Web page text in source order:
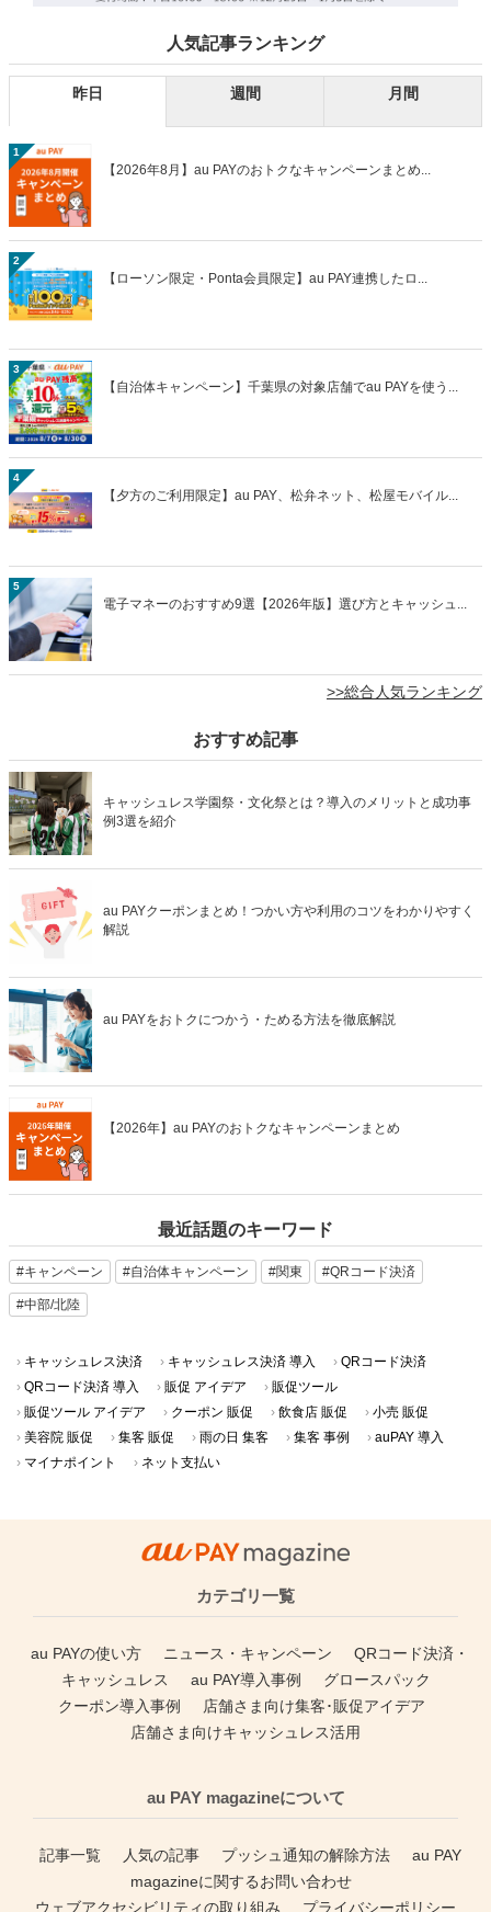
人気記事ランキング
昨日 週間 月間
1
【2026年8月】au PAYのおトクなキャンペーンまとめ...
2
【ローソン限定・Ponta会員限定】au PAY連携したロ...
3
【自治体キャンペーン】千葉県の対象店舗でau PAYを使う...
4
【夕方のご利用限定】au PAY、松弁ネット、松屋モバイル...
5
電子マネーのおすすめ9選【2026年版】選び方とキャッシュ...
>>総合人気ランキング
おすすめ記事
キャッシュレス学園祭・文化祭とは？導入のメリットと成功事
例3選を紹介
au PAYクーポンまとめ！つかい方や利用のコツをわかりやすく
解説
au PAYをおトクにつかう・ためる方法を徹底解説
【2026年】au PAYのおトクなキャンペーンまとめ
最近話題のキーワード
#キャンペーン #自治体キャンペーン #関東 #QRコード決済
#中部/北陸
キャッシュレス決済 キャッシュレス決済 導入
QRコード決済
QRコード決済 導入
販促 アイデア
販促ツール
販促ツール アイデア
クーポン 販促 飲食店 販促
小売 販促
美容院 販促
集客 販促 雨の日 集客 集客 事例
auPAY 導入
マイナポイント
ネット支払い
カテゴリ一覧
au PAYの使い方 ニュース・キャンペーン
QRコード決済・
キャッシュレス
au PAY導入事例
グロースパック
クーポン導入事例
店舗さま向け集客･販促アイデア
店舗さま向けキャッシュレス活用
au PAY magazineについて
記事一覧 人気の記事 プッシュ通知の解除方法
au PAY
magazineに関するお問い合わせ
ウェブアクセシビリティの取り組み
プライバシーポリシー